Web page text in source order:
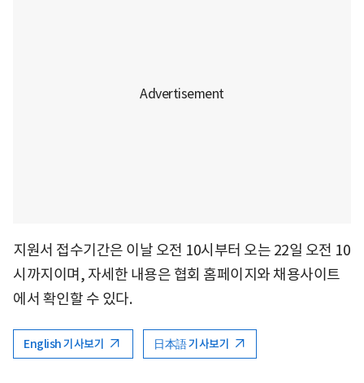
지원서 접수기간은 이날 오전 10시부터 오는 22일 오전 10
시까지이며, 자세한 내용은 협회 홈페이지와 채용사이트
에서 확인할 수 있다.
English 기사보기 日本語 기사보기